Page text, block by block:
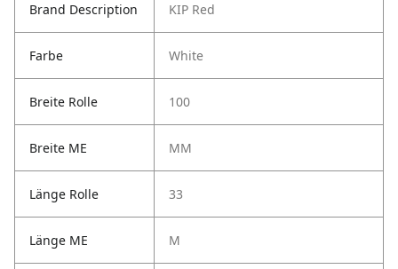
Brand Description KIP Red
Farbe White
Breite Rolle 100
Breite ME MM
Länge Rolle 33
Länge ME M